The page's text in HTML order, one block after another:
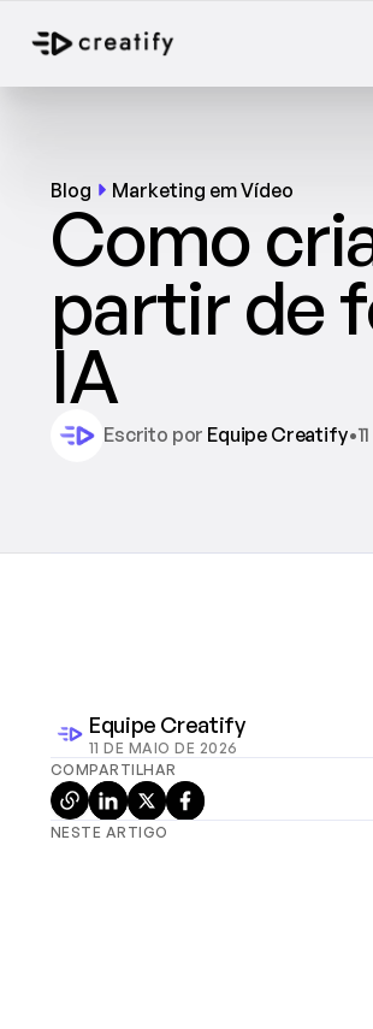
Blog Marketing em Vídeo
Como
partir de
IA
Escrito por Equipe Creatify•
Equipe Creatify
11 DE MAIO DE 2026
COMPARTILHAR
NESTE ARTIGO